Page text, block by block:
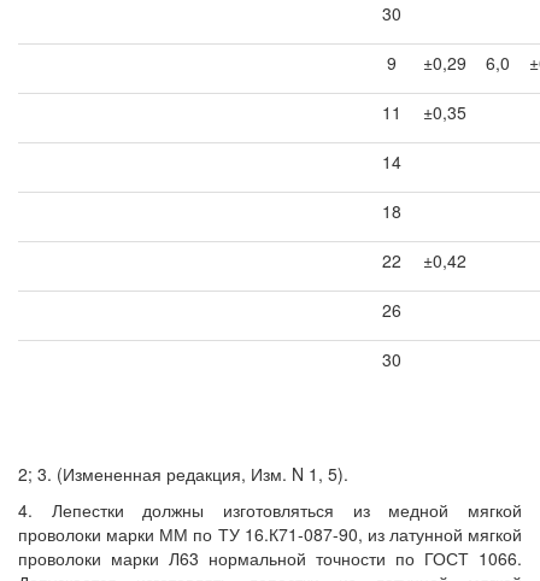
30
9 ±0,29 6,0
11 ±0,35
14
18
22 ±0,42
26
30
2; 3. (Измененная редакция, Изм. N 1, 5).
4. Лепестки должны изготовляться из медной мягкой
проволоки марки ММ по ТУ 16.К71-087-90, из латунной мягкой
проволоки марки Л63 нормальной точности по ГОСТ 1066.